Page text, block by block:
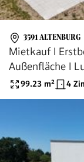
3591 ALTENBURG
Mietkauf I
Außenfläche I
moderne
99.23 m² 4